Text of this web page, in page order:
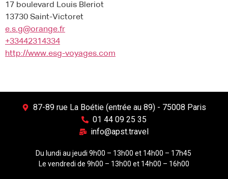
17 boulevard Louis Bleriot
13730 Saint-Victoret
e.s.g@orange.fr
+33442314334
http://www.esg-voyages.com
87-89 rue La Boétie (entrée au 89) - 75008 Paris
01 44 09 25 35
info@apst.travel
Du lundi au jeudi 9h00 – 13h00 et 14h00 – 17h45
Le vendredi de 9h00 – 13h00 et 14h00 – 16h00